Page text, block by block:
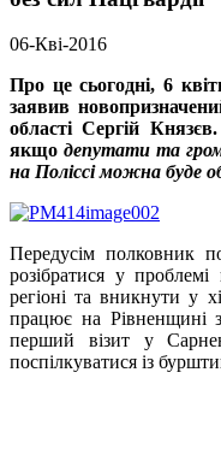
06-Кві-2016
Про це сьогодні, 6
заявив
області Сергій Князєв.
якщо депутати та
на Поліссі можна буде
Передусім полковник
розібратися у
регіоні та вникнути у
працює на Рівненщині
перший візит у
поспілкуватися із